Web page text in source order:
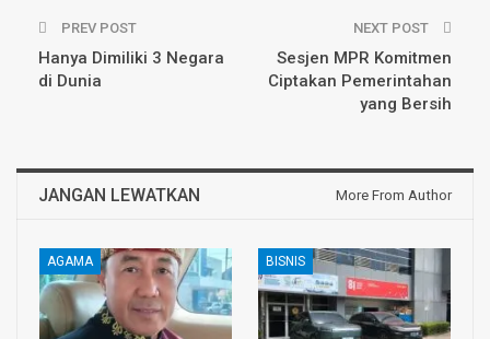
PREV POST
Hanya Dimiliki 3 Negara
di Dunia
NEXT POST
Sesjen MPR Komitmen
Ciptakan Pemerintahan
yang Bersih
JANGAN LEWATKAN More From Author
AGAMA BISNIS